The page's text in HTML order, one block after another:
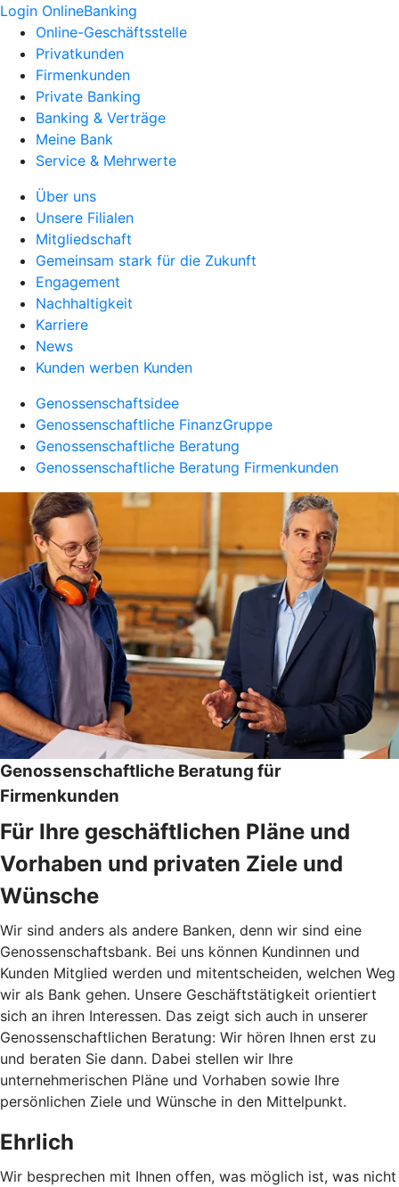
Login OnlineBanking
Online-Geschäftsstelle
Privatkunden
Firmenkunden
Private Banking
Banking & Verträge
Meine Bank
Service & Mehrwerte
Über uns
Unsere Filialen
Mitgliedschaft
Gemeinsam stark für die Zukunft
Engagement
Nachhaltigkeit
Karriere
News
Kunden werben Kunden
Genossenschaftsidee
Genossenschaftliche FinanzGruppe
Genossenschaftliche Beratung
Genossenschaftliche Beratung Firmenkunden
Genossenschaftliche Beratung für
Firmenkunden
Für Ihre geschäftlichen Pläne und
Vorhaben und privaten Ziele und
Wünsche
Wir sind anders als andere Banken, denn wir sind eine
Genossenschaftsbank. Bei uns können Kundinnen und
Kunden Mitglied werden und mitentscheiden, welchen Weg
wir als Bank gehen. Unsere Geschäftstätigkeit orientiert
sich an ihren Interessen. Das zeigt sich auch in unserer
Genossenschaftlichen Beratung: Wir hören Ihnen erst zu
und beraten Sie dann. Dabei stellen wir Ihre
unternehmerischen Pläne und Vorhaben sowie Ihre
persönlichen Ziele und Wünsche in den Mittelpunkt.
Ehrlich
Wir besprechen mit Ihnen offen, was möglich ist, was nicht